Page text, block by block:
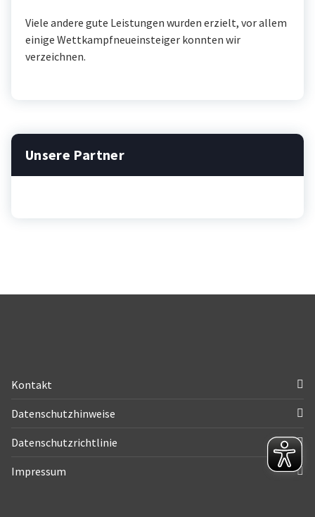
Viele andere gute Leistungen wurden erzielt, vor allem
einige Wettkampfneueinsteiger konnten wir
verzeichnen.
Unsere Partner
Kontakt
Datenschutzhinweise
Datenschutzrichtlinie
Impressum